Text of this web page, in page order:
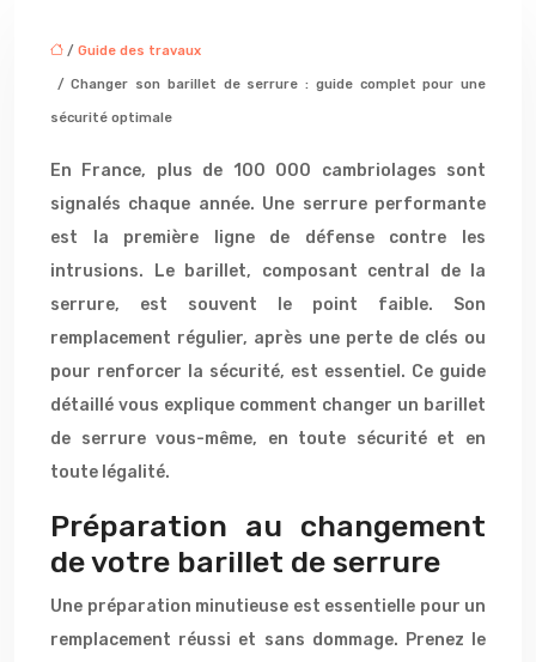
/ Guide des travaux
/ Changer son barillet de serrure : guide complet pour une
sécurité optimale
En France, plus de 100 000 cambriolages sont
signalés chaque année. Une serrure performante
est la première ligne de défense contre les
intrusions. Le barillet, composant central de la
serrure, est souvent le point faible. Son
remplacement régulier, après une perte de clés ou
pour renforcer la sécurité, est essentiel. Ce guide
détaillé vous explique comment changer un barillet
de serrure vous-même, en toute sécurité et en
toute légalité.
Préparation au changement
de votre barillet de serrure
Une préparation minutieuse est essentielle pour un
remplacement réussi et sans dommage. Prenez le